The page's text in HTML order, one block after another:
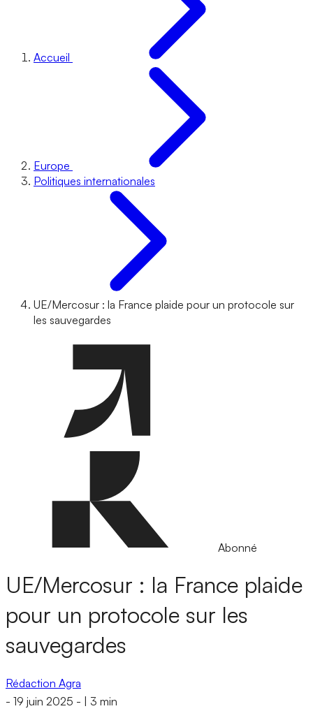
Accueil
Europe
Politiques internationales
UE/Mercosur : la France plaide pour un protocole sur
les sauvegardes
Abonné
UE/Mercosur : la France plaide
pour un protocole sur les
sauvegardes
Rédaction Agra
- 19 juin 2025 - 3 min